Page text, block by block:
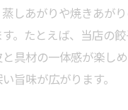
しあがりや焼きあが
。たとえば、当店の
具材の一体感が楽し
旨味が広がります。